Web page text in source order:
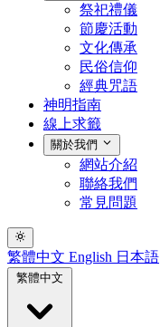
祭祀禮儀
節慶活動
文化傳承
民俗信仰
經典咒語
神明指南
線上求籤
關於我們
網站介紹
聯絡我們
常見問題
繁體中文 English 日本語
繁體中文